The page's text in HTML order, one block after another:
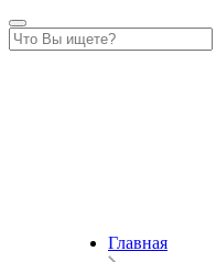
Главная